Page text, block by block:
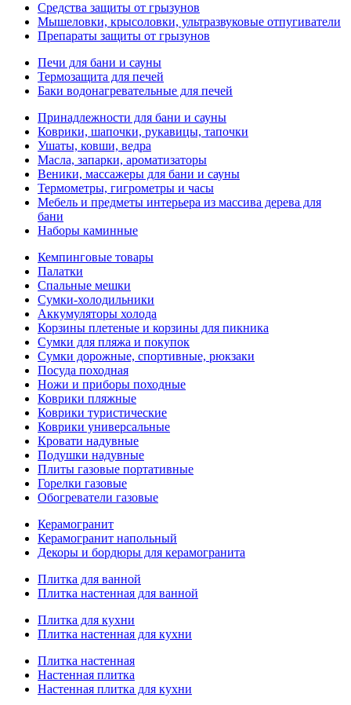
Средства защиты от грызунов
Мышеловки, крысоловки, ультразвуковые отпугиватели
Препараты защиты от грызунов
Печи для бани и сауны
Термозащита для печей
Баки водонагревательные для печей
Принадлежности для бани и сауны
Коврики, шапочки, рукавицы, тапочки
Ушаты, ковши, ведра
Масла, запарки, ароматизаторы
Веники, массажеры для бани и сауны
Термометры, гигрометры и часы
Мебель и предметы интерьера из массива дерева для
бани
Наборы каминные
Кемпинговые товары
Палатки
Спальные мешки
Сумки-холодильники
Аккумуляторы холода
Корзины плетеные и корзины для пикника
Сумки для пляжа и покупок
Сумки дорожные, спортивные, рюкзаки
Посуда походная
Ножи и приборы походные
Коврики пляжные
Коврики туристические
Коврики универсальные
Кровати надувные
Подушки надувные
Плиты газовые портативные
Горелки газовые
Обогреватели газовые
Керамогранит
Керамогранит напольный
Декоры и бордюры для керамогранита
Плитка для ванной
Плитка настенная для ванной
Плитка для кухни
Плитка настенная для кухни
Плитка настенная
Настенная плитка
Настенная плитка для кухни